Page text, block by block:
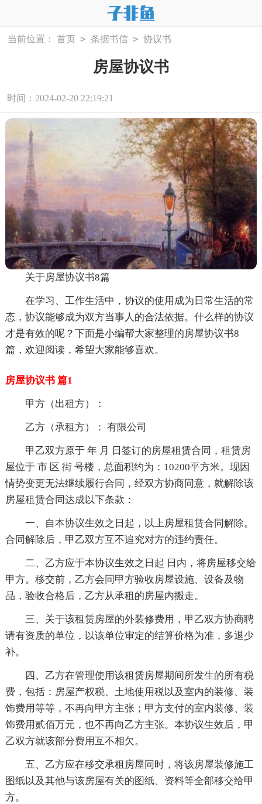
当前位置： 首页 > 条据书信 > 协议书
房屋协议书
时间：2024-02-20 22:19:21
关于房屋协议书8篇
在学习、工作生活中，协议的使用成为日常生活的常
态，协议能够成为双方当事人的合法依据。什么样的协议
才是有效的呢？下面是小编帮大家整理的房屋协议书8
篇，欢迎阅读，希望大家能够喜欢。
房屋协议书 篇1
甲方（出租方）：
乙方（承租方）： 有限公司
甲乙双方原于 年 月 日签订的房屋租赁合同，租赁房
屋位于 市 区 街 号楼，总面积约为：10200平方米。现因
情势变更无法继续履行合同，经双方协商同意，就解除该
房屋租赁合同达成以下条款：
一、自本协议生效之日起，以上房屋租赁合同解除。
合同解除后，甲乙双方互不追究对方的违约责任。
二、乙方应于本协议生效之日起 日内，将房屋移交给
甲方。移交前，乙方会同甲方验收房屋设施、设备及物
品，验收合格后，乙方从承租的房屋内搬走。
三、关于该租赁房屋的外装修费用，甲乙双方协商聘
请有资质的单位，以该单位审定的结算价格为准，多退少
补。
四、乙方在管理使用该租赁房屋期间所发生的所有税
费，包括：房屋产权税、土地使用税以及室内的装修、装
饰费用等等，不再向甲方主张；甲方支付的室内装修、装
饰费用贰佰万元，也不再向乙方主张。本协议生效后，甲
乙双方就该部分费用互不相欠。
五、乙方应在移交承租房屋同时，将该房屋装修施工
图纸以及其他与该房屋有关的图纸、资料等全部移交给甲
方。